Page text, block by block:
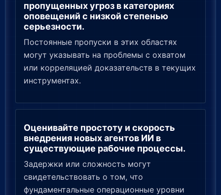
пропущенных угроз в категориях
оповещений с низкой степенью
серьезности.
Постоянные пропуски в этих областях
могут указывать на проблемы с охватом
или корреляцией доказательств в текущих
инструментах.
Оценивайте простоту и скорость
внедрения новых агентов ИИ в
существующие рабочие процессы.
Задержки или сложность могут
свидетельствовать о том, что
фундаментальные операционные уровни